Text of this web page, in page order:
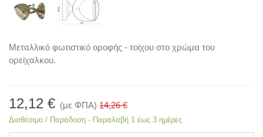
Μεταλλικό φωτιστικό οροφής - τοίχου στο χρώμα του
ορείχαλκου.
12,12 € (με ΦΠΑ) 14,26 €
Διαθέσιμο / Παράδοση - Παραλαβή 1 έως 3 ημέρες